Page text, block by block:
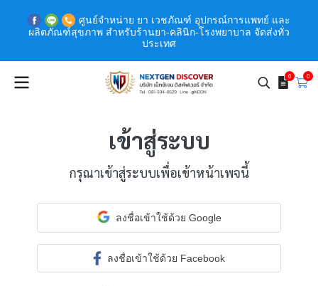
ศูนย์จำหน่าย ยา เวชภัณฑ์ อุปกรณ์การแพทย์ และ
ผลิตภัณฑ์สุขภาพ สำหรับร้านยา-คลินิก-โรงพยาบาล จัดส่งทั่ว
ประเทศ
0 0
เข้าสู่ระบบ
กรุณาเข้าสู่ระบบเพื่อเข้าหน้าเพจนี้
ลงชื่อเข้าใช้ด้วย Google
ลงชื่อเข้าใช้ด้วย Facebook